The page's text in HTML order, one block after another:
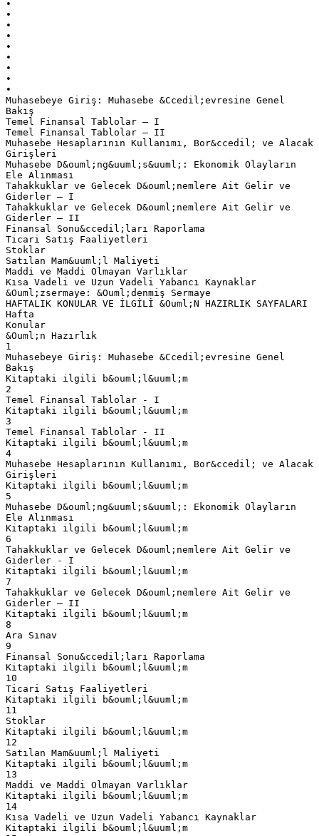
•
•
•
•
•
•
•
•
•
Muhasebeye Giriş: Muhasebe &Ccedil;evresine Genel
Bakış
Temel Finansal Tablolar – I
Temel Finansal Tablolar – II
Muhasebe Hesaplarının Kullanımı, Bor&ccedil; ve Alacak
Girişleri
Muhasebe D&ouml;ng&uuml;s&uuml;: Ekonomik Olayların
Ele Alınması
Tahakkuklar ve Gelecek D&ouml;nemlere Ait Gelir ve
Giderler – I
Tahakkuklar ve Gelecek D&ouml;nemlere Ait Gelir ve
Giderler – II
Finansal Sonu&ccedil;ları Raporlama
Ticari Satış Faaliyetleri
Stoklar
Satılan Mam&uuml;l Maliyeti
Maddi ve Maddi Olmayan Varlıklar
Kısa Vadeli ve Uzun Vadeli Yabancı Kaynaklar
&Ouml;zsermaye: &Ouml;denmiş Sermaye
HAFTALIK KONULAR VE İLGİLİ &Ouml;N HAZIRLIK SAYFALARI
Hafta
Konular
&Ouml;n Hazırlık
1
Muhasebeye Giriş: Muhasebe &Ccedil;evresine Genel
Bakış
Kitaptaki ilgili b&ouml;l&uuml;m
2
Temel Finansal Tablolar - I
Kitaptaki ilgili b&ouml;l&uuml;m
3
Temel Finansal Tablolar - II
Kitaptaki ilgili b&ouml;l&uuml;m
4
Muhasebe Hesaplarının Kullanımı, Bor&ccedil; ve Alacak
Girişleri
Kitaptaki ilgili b&ouml;l&uuml;m
5
Muhasebe D&ouml;ng&uuml;s&uuml;: Ekonomik Olayların
Ele Alınması
Kitaptaki ilgili b&ouml;l&uuml;m
6
Tahakkuklar ve Gelecek D&ouml;nemlere Ait Gelir ve
Giderler - I
Kitaptaki ilgili b&ouml;l&uuml;m
7
Tahakkuklar ve Gelecek D&ouml;nemlere Ait Gelir ve
Giderler – II
Kitaptaki ilgili b&ouml;l&uuml;m
8
Ara Sınav
9
Finansal Sonu&ccedil;ları Raporlama
Kitaptaki ilgili b&ouml;l&uuml;m
10
Ticari Satış Faaliyetleri
Kitaptaki ilgili b&ouml;l&uuml;m
11
Stoklar
Kitaptaki ilgili b&ouml;l&uuml;m
12
Satılan Mam&uuml;l Maliyeti
Kitaptaki ilgili b&ouml;l&uuml;m
13
Maddi ve Maddi Olmayan Varlıklar
Kitaptaki ilgili b&ouml;l&uuml;m
14
Kısa Vadeli ve Uzun Vadeli Yabancı Kaynaklar
Kitaptaki ilgili b&ouml;l&uuml;m